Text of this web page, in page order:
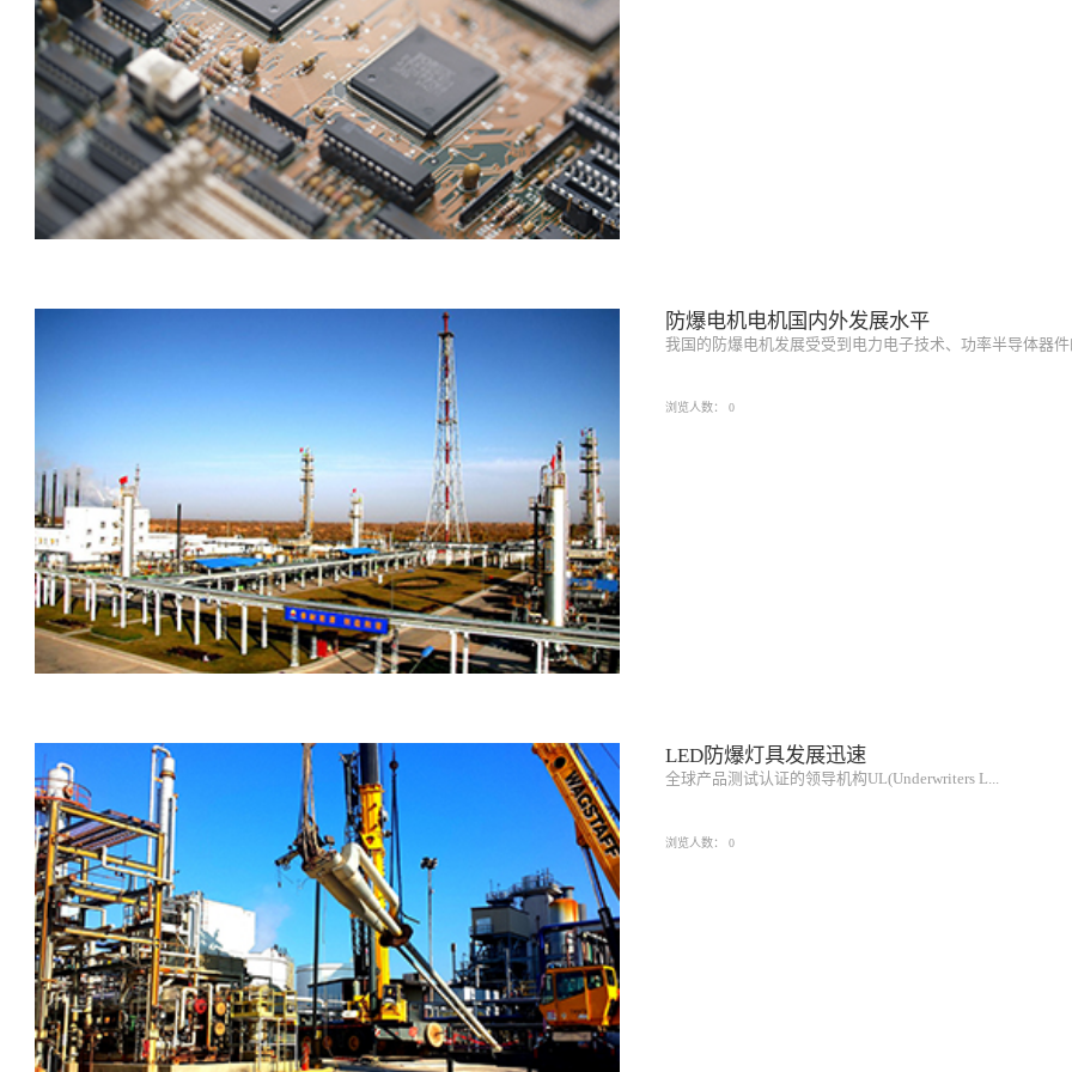
防爆电机电机国内外发展水平
我国的防爆电机发展受受到电力电子技术、功率半导体器件
浏览人数： 0
LED防爆灯具发展迅速
全球产品测试认证的领导机构UL(Underwriters L...
浏览人数： 0